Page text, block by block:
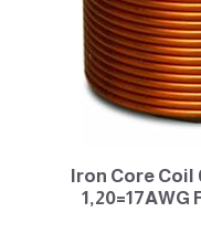
Iron Core Coil
1,20=17AWG